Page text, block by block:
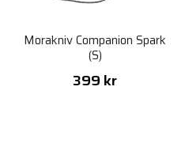
Morakniv Companion Spark
(S)
399 kr